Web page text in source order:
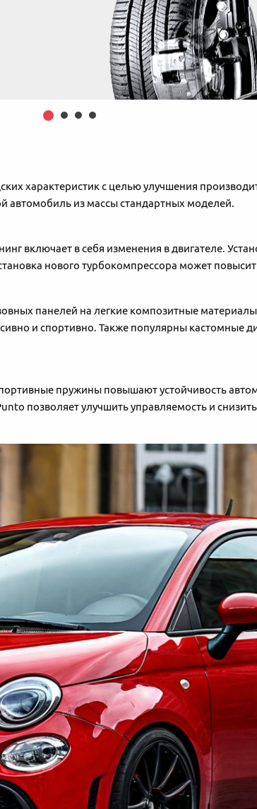
характеристик с целью улучшения
автомобиль из массы стандартных моделей.
включает в себя изменения в двигателе.
нового турбокомпрессора может
панелей на легкие композитные
и спортивно. Также популярны кастомные
пружины повышают устойчивость
позволяет улучшить управляемость и